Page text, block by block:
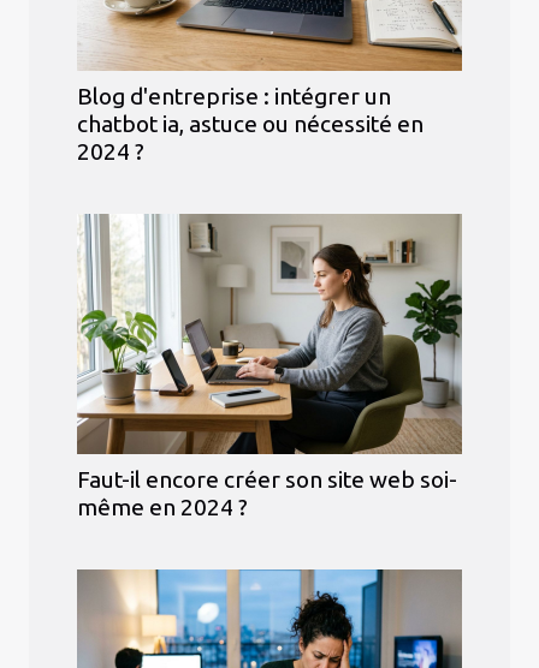
Blog d'entreprise : intégrer un
chatbot ia, astuce ou nécessité en
2024 ?
Faut-il encore créer son site web soi-
même en 2024 ?